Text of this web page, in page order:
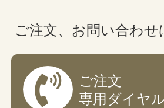
ご注文、お問い合わ
ご注文
専用ダイヤ